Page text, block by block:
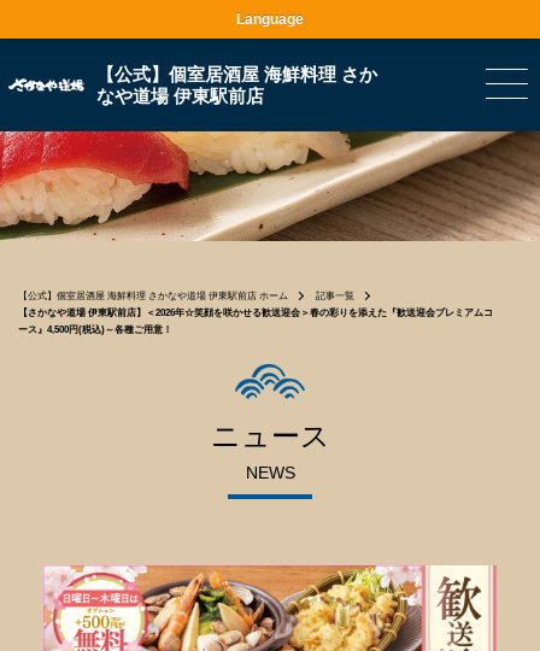
【公式】個室居酒屋 海鮮料理 さか
なや道場 伊東駅前店
【公式】個室居酒屋 海鮮料理 さかなや道場 伊東駅前店 ホーム
記事一覧
【さかなや道場 伊東駅前店】＜2026年☆笑顔を咲かせる歓送迎会＞春の彩りを添えた『歓送迎会プレミアムコ
ース』4,500円(税込)～各種ご用意！
ニュース
NEWS
Language